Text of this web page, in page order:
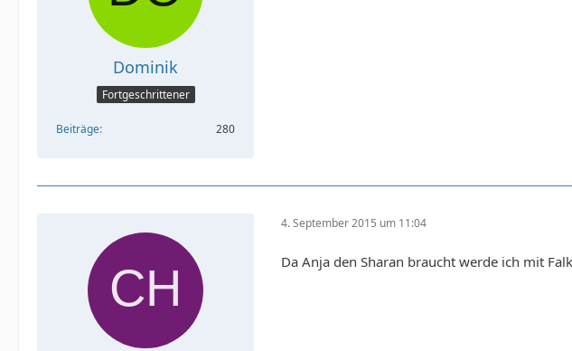
Dominik
Fortgeschrittener
Beiträge 280
4. September 2015 um 11:04
Da Anja den Sharan braucht werde ich mit